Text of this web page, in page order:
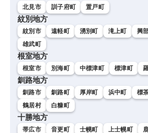
北見市 訓子府町 置戸町
紋別地方
紋別市 遠軽町 湧別町 滝上町 興
雄武町
根室地方
根室市 別海町 中標津町 標津町
釧路地方
釧路市 釧路町 厚岸町 浜中町 標
鶴居村
白糠町
十勝地方
帯広市 音更町 士幌町 上士幌町